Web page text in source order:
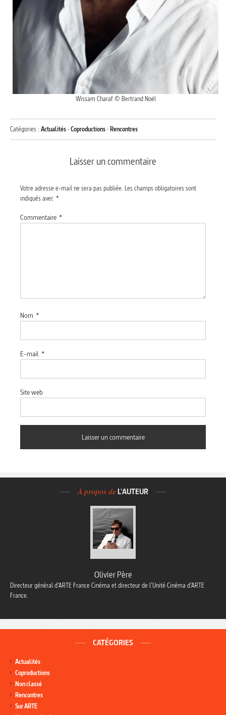
Wissam Charaf © Bertrand Noël
Catégories : Actualités ·Coproductions ·Rencontres
Laisser un commentaire
Votre adresse e-mail ne sera pas publiée. Les champs obligatoires sont
indiqués avec *
Commentaire *
Nom *
E-mail *
Site web
À propos de L'AUTEUR
Olivier Père
Directeur général d’ARTE France Cinéma et directeur de l’Unité Cinéma d’ARTE
France.
CATÉGORIES
Actualités
Coproductions
Non classé
Rencontres
Sur ARTE